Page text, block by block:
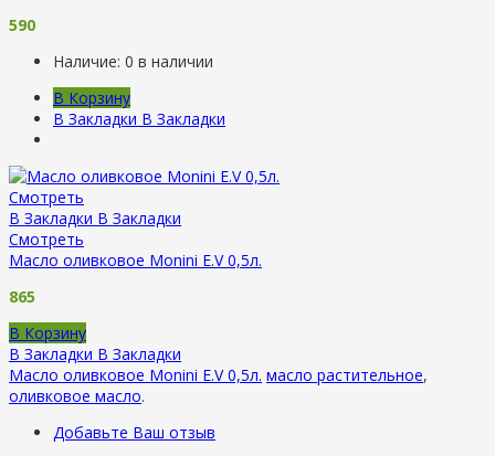
590
Наличие: 0 в наличии
В Корзину
В Закладки В Закладки
Смотреть
В Закладки В Закладки
Смотреть
Масло оливковое Monini E.V 0,5л.
865
В Корзину
В Закладки В Закладки
Масло оливковое Monini E.V 0,5л. масло растительное,
оливковое масло.
Добавьте Ваш отзыв